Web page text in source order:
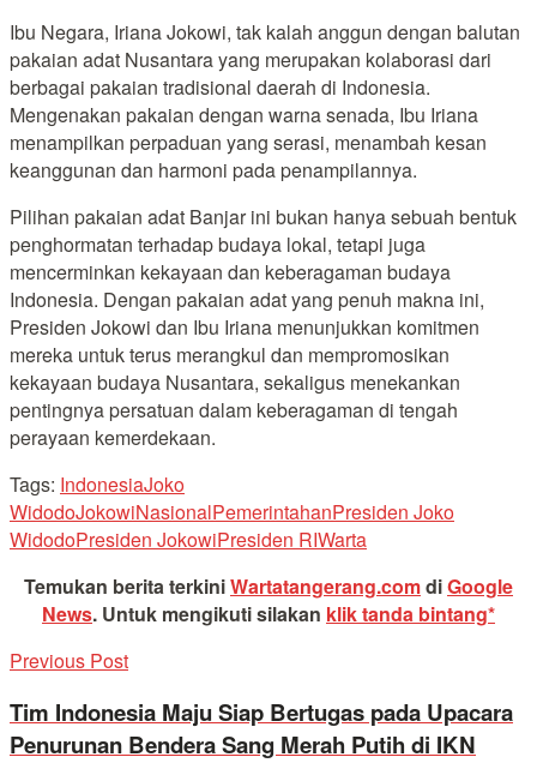
Ibu Negara, Iriana Jokowi, tak kalah anggun dengan balutan
pakaian adat Nusantara yang merupakan kolaborasi dari
berbagai pakaian tradisional daerah di Indonesia.
Mengenakan pakaian dengan warna senada, Ibu Iriana
menampilkan perpaduan yang serasi, menambah kesan
keanggunan dan harmoni pada penampilannya.
Pilihan pakaian adat Banjar ini bukan hanya sebuah bentuk
penghormatan terhadap budaya lokal, tetapi juga
mencerminkan kekayaan dan keberagaman budaya
Indonesia. Dengan pakaian adat yang penuh makna ini,
Presiden Jokowi dan Ibu Iriana menunjukkan komitmen
mereka untuk terus merangkul dan mempromosikan
kekayaan budaya Nusantara, sekaligus menekankan
pentingnya persatuan dalam keberagaman di tengah
perayaan kemerdekaan.
Tags: IndonesiaJoko
WidodoJokowiNasionalPemerintahanPresiden Joko
WidodoPresiden JokowiPresiden RIWarta
Temukan berita terkiniWartatangerang.comdiGoogle
News. Untuk mengikuti silakan klik tanda bintang*
Previous Post
Tim Indonesia Maju Siap Bertugas pada Upacara
Penurunan Bendera Sang Merah Putih di IKN